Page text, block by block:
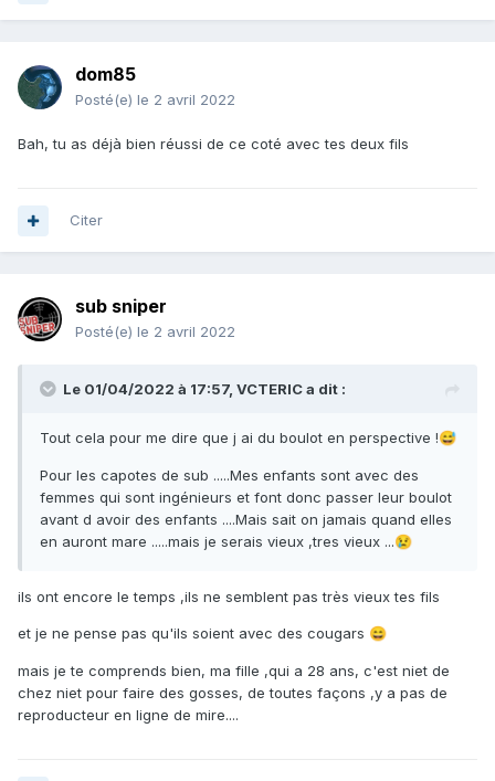
dom85
Posté(e) le 2 avril 2022
Bah, tu as déjà bien réussi de ce coté avec tes deux fils
Citer
sub sniper
Posté(e) le 2 avril 2022
Le 01/04/2022 à 17:57, VCTERICa dit :
Tout cela pour me dire que j ai du boulot en perspective !😅
Pour les capotes de sub .....Mes enfants sont avec des
femmes qui sont ingénieurs et font donc passer leur boulot
avant d avoir des enfants ....Mais sait on jamais quand elles
en auront mare .....mais je serais vieux ,tres vieux ...😢
ils ont encore le temps ,ils ne semblent pas très vieux tes fils
et je ne pense pas qu'ils soient avec des cougars 😄
mais je te comprends bien, ma fille ,qui a 28 ans, c'est niet de
chez niet pour faire des gosses, de toutes façons ,y a pas de
reproducteur en ligne de mire....